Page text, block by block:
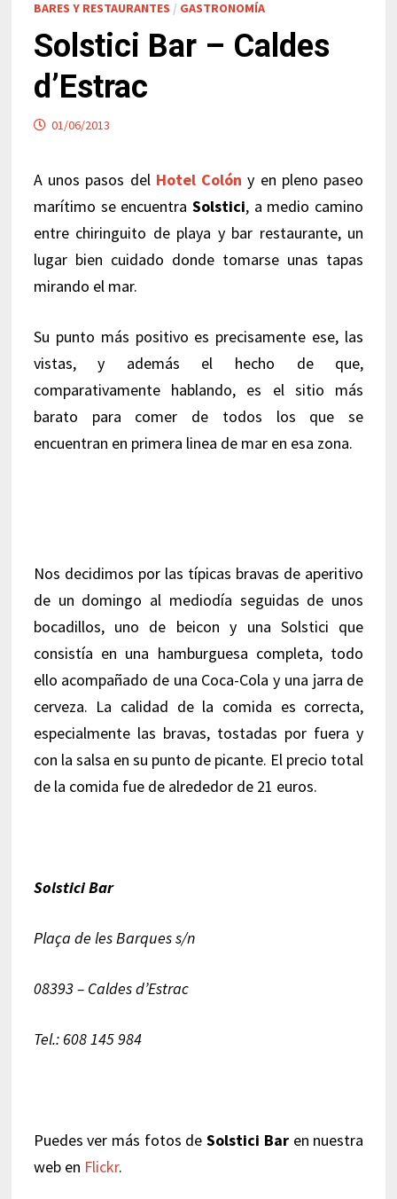
BARES Y RESTAURANTES / GASTRONOMÍA
Solstici Bar – Caldes
d’Estrac
01/06/2013
A unos pasos del Hotel Colón y en pleno paseo
marítimo se encuentra Solstici, a medio camino
entre chiringuito de playa y bar restaurante, un
lugar bien cuidado donde tomarse unas tapas
mirando el mar.
Su punto más positivo es precisamente ese, las
vistas, y además el hecho de que,
comparativamente hablando, es el sitio más
barato para comer de todos los que se
encuentran en primera linea de mar en esa zona.
Nos decidimos por las típicas bravas de aperitivo
de un domingo al mediodía seguidas de unos
bocadillos, uno de beicon y una Solstici que
consistía en una hamburguesa completa, todo
ello acompañado de una Coca-Cola y una jarra de
cerveza. La calidad de la comida es correcta,
especialmente las bravas, tostadas por fuera y
con la salsa en su punto de picante. El precio total
de la comida fue de alrededor de 21 euros.
Solstici Bar
Plaça de les Barques s/n
08393 – Caldes d’Estrac
Tel.: 608 145 984
Puedes ver más fotos deSolstici Baren nuestra
web en Flickr.